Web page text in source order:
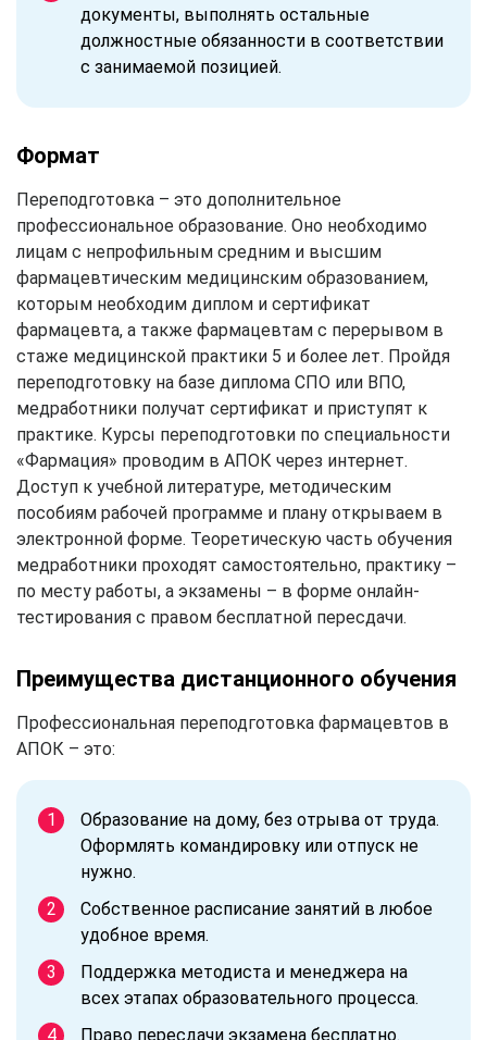
документы, выполнять остальные
должностные обязанности в соответствии
с занимаемой позицией.
Формат
Переподготовка – это дополнительное
профессиональное образование. Оно необходимо
лицам с непрофильным средним и высшим
фармацевтическим медицинским образованием,
которым необходим диплом и сертификат
фармацевта, а также фармацевтам с перерывом в
стаже медицинской практики 5 и более лет. Пройдя
переподготовку на базе диплома СПО или ВПО,
медработники получат сертификат и приступят к
практике. Курсы переподготовки по специальности
«Фармация» проводим в АПОК через интернет.
Доступ к учебной литературе, методическим
пособиям рабочей программе и плану открываем в
электронной форме. Теоретическую часть обучения
медработники проходят самостоятельно, практику –
по месту работы, а экзамены – в форме онлайн-
тестирования с правом бесплатной пересдачи.
Преимущества дистанционного обучения
Профессиональная переподготовка фармацевтов в
АПОК – это:
Образование на дому, без отрыва от труда.
Оформлять командировку или отпуск не
нужно.
Собственное расписание занятий в любое
удобное время.
Поддержка методиста и менеджера на
всех этапах образовательного процесса.
Право пересдачи экзамена бесплатно.